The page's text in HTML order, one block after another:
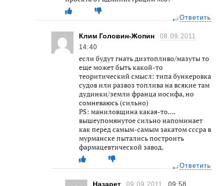
Ответить
Клим Головин-Жопин
08.09.2011
14:40
если будут гнать дизтопливо/мазуты то
еще может быть какой-то
теоритический смысл: типа бункеровка
судов или развоз топлива на всякие там
дудинки/земли франца иосифа, но
сомневаюсь (сильно)
PS: маниловщина какая-то….
вышеупомянутое сильно напоминает
как перед самым-самым закатом сссра в
мурманске пытались построить
фармацевтической завод.
Ответить
Назарет